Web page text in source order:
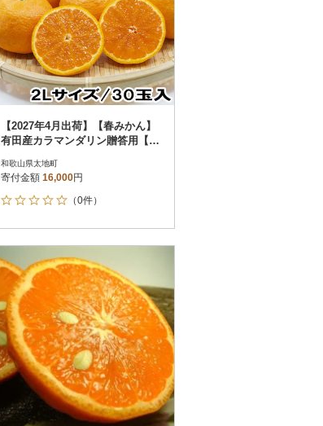
【2027年4月出荷】【春みかん】
有田産カラマンダリン贈答用【太
和歌山県太地町
寄付金額 16,000円
（0件）